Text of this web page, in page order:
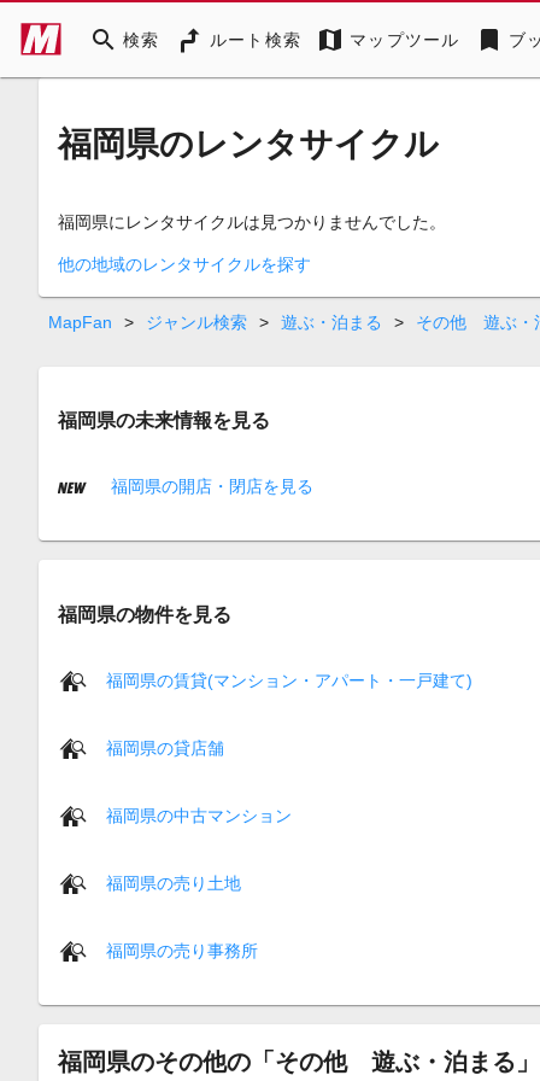
search 検索 ルート検索 map マップツール bookmark ブ
福岡県のレンタサイクル
福岡県にレンタサイクルは見つかりませんでした。
他の地域のレンタサイクルを探す
MapFan > ジャンル検索 > 遊ぶ・泊まる > その他 遊ぶ・
福岡県の未来情報を見る
福岡県の開店・閉店を見る
福岡県の物件を見る
福岡県の賃貸(マンション・アパート・一戸建て)
福岡県の貸店舗
福岡県の中古マンション
福岡県の売り土地
福岡県の売り事務所
福岡県のその他の「その他 遊ぶ・泊まる